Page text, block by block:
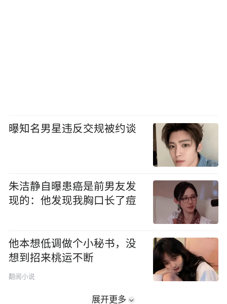
曝知名男星违反交规被约谈
朱洁静自曝患癌是前男友发
现的：他发现我胸口长了痘
他本想低调做个小秘书，没
想到招来桃运不断
翻阅小说
展开更多